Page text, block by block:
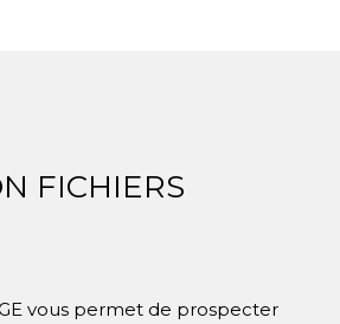
FICHIERS
vous permet de prospecter